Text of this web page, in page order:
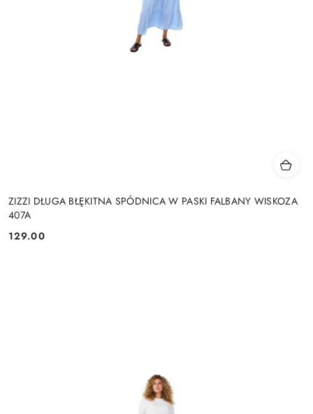
ZIZZI DŁUGA BŁĘKITNA SPÓDNICA W PASKI FALBANY WISKOZA
407A
Cena:
129.00